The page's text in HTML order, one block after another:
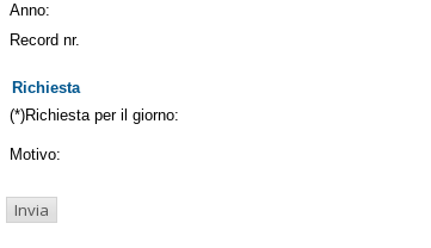
Anno:
Record nr.
Richiesta
(*)Richiesta per il giorno:
Motivo: